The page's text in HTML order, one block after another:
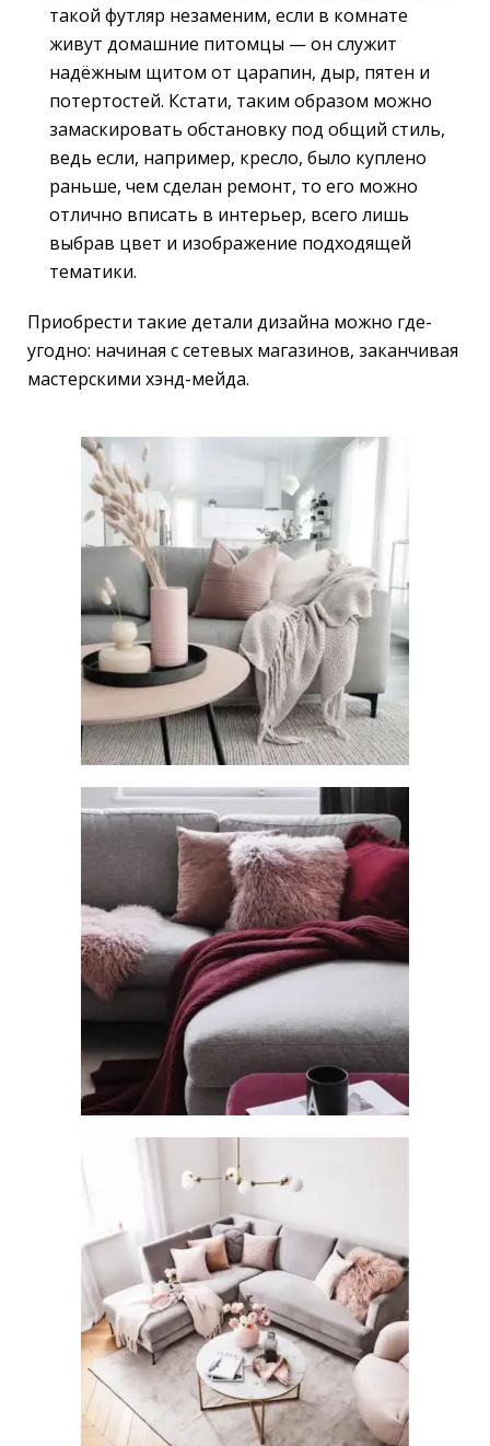
такой футляр незаменим, если в комнате
живут домашние питомцы — он служит
надёжным щитом от царапин, дыр, пятен и
потертостей. Кстати, таким образом можно
замаскировать обстановку под общий стиль,
ведь если, например, кресло, было куплено
раньше, чем сделан ремонт, то его можно
отлично вписать в интерьер, всего лишь
выбрав цвет и изображение подходящей
тематики.
Приобрести такие детали дизайна можно где-
угодно: начиная с сетевых магазинов, заканчивая
мастерскими хэнд-мейда.